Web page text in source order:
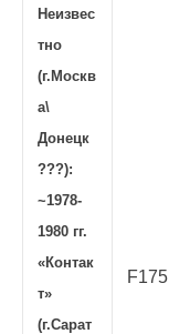
Неизвес
тно
(г.Москв
а\
Донецк
???):
~1978-
1980 гг.
«Контак
т»
(г.Сарат
F175